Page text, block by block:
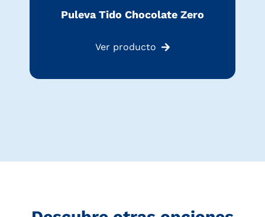
Puleva Tido Chocolate Zero
Ver producto